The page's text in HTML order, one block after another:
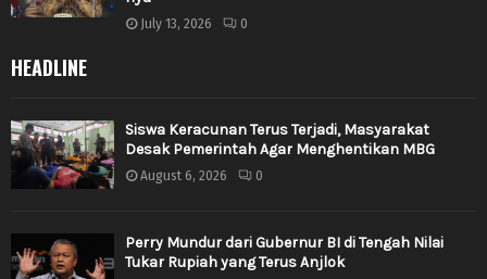
July 13, 2026 0
HEADLINE
Siswa Keracunan Terus Terjadi, Masyarakat
Desak Pemerintah Agar Menghentikan MBG
August 6, 2026 0
Perry Mundur dari Gubernur BI di Tengah Nilai
Tukar Rupiah yang Terus Anjlok